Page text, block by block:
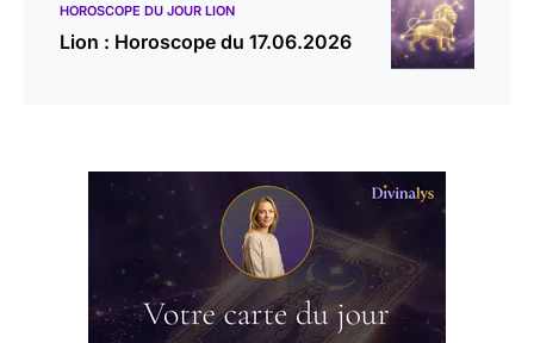
HOROSCOPE DU JOUR LION
Lion : Horoscope du 17.06.2026